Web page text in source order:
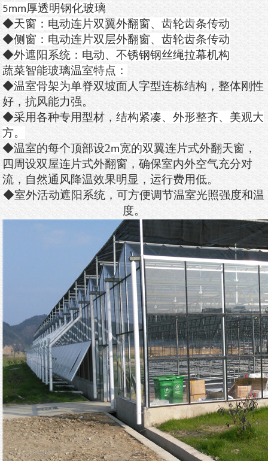
5mm厚透明钢化玻璃
◆天窗：电动连片双翼外翻窗、齿轮齿条传动
◆侧窗：电动连片双层外翻窗、齿轮齿条传动
◆外遮阳系统：电动、不锈钢钢丝绳拉幕机构
蔬菜智能玻璃温室特点：
◆温室骨架为单脊双坡面人字型连栋结构，整体刚性
好，抗风能力强。
◆采用各种专用型材，结构紧凑、外形整齐、美观大
方。
◆温室的每个顶部设2m宽的双翼连片式外翻天窗，
四周设双屋连片式外翻窗，确保室内外空气充分对
流，自然通风降温效果明显，运行费用低。
◆室外活动遮阳系统，可方便调节温室光照强度和温
度。